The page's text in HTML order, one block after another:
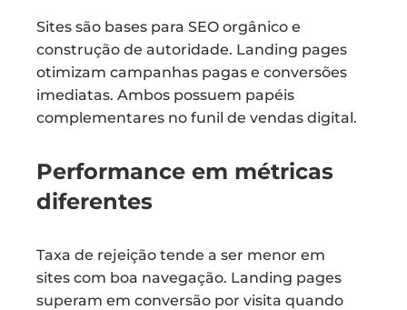
Sites são bases para SEO orgânico e
construção de autoridade. Landing pages
otimizam campanhas pagas e conversões
imediatas. Ambos possuem papéis
complementares no funil de vendas digital.
Performance em métricas
diferentes
Taxa de rejeição tende a ser menor em
sites com boa navegação. Landing pages
superam em conversão por visita quando